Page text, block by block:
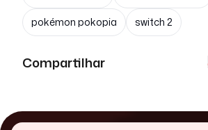
pokémon pokopia switch 2
Compartilhar